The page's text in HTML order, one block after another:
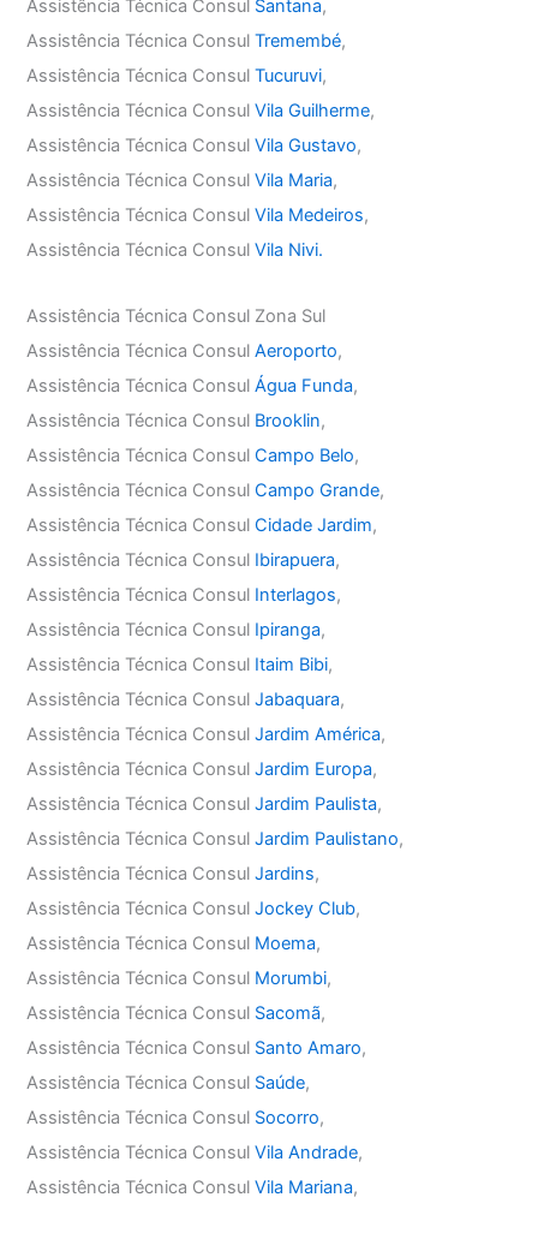
Assistência Técnica Consul Santana,
Assistência Técnica ConsulTremembé,
Assistência Técnica ConsulTucuruvi,
Assistência Técnica ConsulVila Guilherme,
Assistência Técnica ConsulVila Gustavo,
Assistência Técnica ConsulVila Maria,
Assistência Técnica ConsulVila Medeiros,
Assistência Técnica ConsulVila Nivi.
Assistência Técnica Consul Zona Sul
Assistência Técnica ConsulAeroporto,
Assistência Técnica ConsulÁgua Funda,
Assistência Técnica Consul Brooklin,
Assistência Técnica ConsulCampo Belo,
Assistência Técnica ConsulCampo Grande,
Assistência Técnica ConsulCidade Jardim,
Assistência Técnica Consul Ibirapuera,
Assistência Técnica Consul Interlagos,
Assistência Técnica Consul Ipiranga,
Assistência Técnica Consul Itaim Bibi,
Assistência Técnica ConsulJabaquara,
Assistência Técnica ConsulJardim América,
Assistência Técnica ConsulJardim Europa,
Assistência Técnica ConsulJardim Paulista,
Assistência Técnica ConsulJardim Paulistano,
Assistência Técnica ConsulJardins,
Assistência Técnica ConsulJockey Club,
Assistência Técnica Consul Moema,
Assistência Técnica Consul Morumbi,
Assistência Técnica Consul Sacomã,
Assistência Técnica Consul Santo Amaro,
Assistência Técnica Consul Saúde,
Assistência Técnica Consul Socorro,
Assistência Técnica ConsulVila Andrade,
Assistência Técnica ConsulVila Mariana,